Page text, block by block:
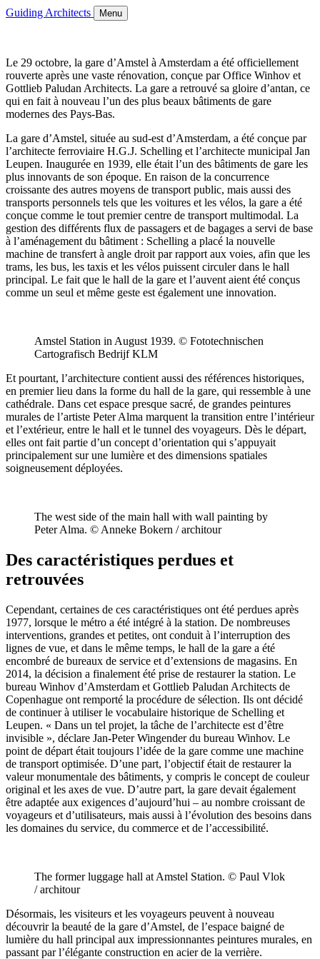
Guiding Architects Menu
Le 29 octobre, la gare d’Amstel à Amsterdam a été officiellement
rouverte après une vaste rénovation, conçue par Office Winhov et
Gottlieb Paludan Architects. La gare a retrouvé sa gloire d’antan, ce
qui en fait à nouveau l’un des plus beaux bâtiments de gare
modernes des Pays-Bas.
La gare d’Amstel, située au sud-est d’Amsterdam, a été conçue par
l’architecte ferroviaire H.G.J. Schelling et l’architecte municipal Jan
Leupen. Inaugurée en 1939, elle était l’un des bâtiments de gare les
plus innovants de son époque. En raison de la concurrence
croissante des autres moyens de transport public, mais aussi des
transports personnels tels que les voitures et les vélos, la gare a été
conçue comme le tout premier centre de transport multimodal. La
gestion des différents flux de passagers et de bagages a servi de base
à l’aménagement du bâtiment : Schelling a placé la nouvelle
machine de transfert à angle droit par rapport aux voies, afin que les
trams, les bus, les taxis et les vélos puissent circuler dans le hall
principal. Le fait que le hall de la gare et l’auvent aient été conçus
comme un seul et même geste est également une innovation.
Amstel Station in August 1939. © Fototechnischen
Cartografisch Bedrijf KLM
Et pourtant, l’architecture contient aussi des références historiques,
en premier lieu dans la forme du hall de la gare, qui ressemble à une
cathédrale. Dans cet espace presque sacré, de grandes peintures
murales de l’artiste Peter Alma marquent la transition entre l’intérieur
et l’extérieur, entre le hall et le tunnel des voyageurs. Dès le départ,
elles ont fait partie d’un concept d’orientation qui s’appuyait
principalement sur une lumière et des dimensions spatiales
soigneusement déployées.
The west side of the main hall with wall painting by
Peter Alma. © Anneke Bokern / architour
Des caractéristiques perdues et
retrouvées
Cependant, certaines de ces caractéristiques ont été perdues après
1977, lorsque le métro a été intégré à la station. De nombreuses
interventions, grandes et petites, ont conduit à l’interruption des
lignes de vue, et dans le même temps, le hall de la gare a été
encombré de bureaux de service et d’extensions de magasins. En
2014, la décision a finalement été prise de restaurer la station. Le
bureau Winhov d’Amsterdam et Gottlieb Paludan Architects de
Copenhague ont remporté la procédure de sélection. Ils ont décidé
de continuer à utiliser le vocabulaire historique de Schelling et
Leupen. « Dans un tel projet, la tâche de l’architecte est d’être
invisible », déclare Jan-Peter Wingender du bureau Winhov. Le
point de départ était toujours l’idée de la gare comme une machine
de transport optimisée. D’une part, l’objectif était de restaurer la
valeur monumentale des bâtiments, y compris le concept de couleur
original et les axes de vue. D’autre part, la gare devait également
être adaptée aux exigences d’aujourd’hui – au nombre croissant de
voyageurs et d’utilisateurs, mais aussi à l’évolution des besoins dans
les domaines du service, du commerce et de l’accessibilité.
The former luggage hall at Amstel Station. © Paul Vlok
/ architour
Désormais, les visiteurs et les voyageurs peuvent à nouveau
découvrir la beauté de la gare d’Amstel, de l’espace baigné de
lumière du hall principal aux impressionnantes peintures murales, en
passant par l’élégante construction en acier de la verrière.